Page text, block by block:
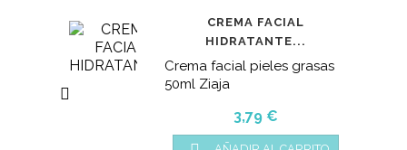

CREMA FACIAL
HIDRATANTE...
Crema facial pieles grasas
50ml Ziaja
Precio
3,79 €